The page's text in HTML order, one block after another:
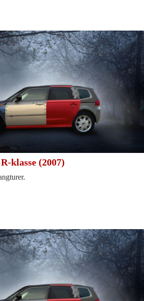
klasse (2007)